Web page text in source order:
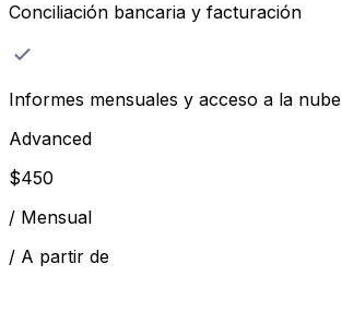
Conciliación bancaria y facturación
Informes mensuales y acceso a la nube
Advanced
$450
/ Mensual
/ A partir de